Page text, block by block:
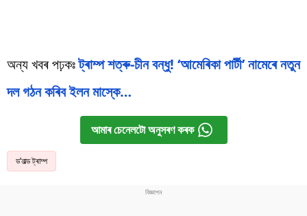
অন্য খবৰ পঢ়কঃট্ৰাম্প শত্ৰু-চীন বন্ধু! ‘আমেৰিকা পাৰ্টী’ নামেৰে নতুন
দল গঠন কৰিব ইলন মাস্কে…
আমাৰ চেনেলটো অনুসৰণ কৰক
ড’নাল্ড ট্ৰাম্প